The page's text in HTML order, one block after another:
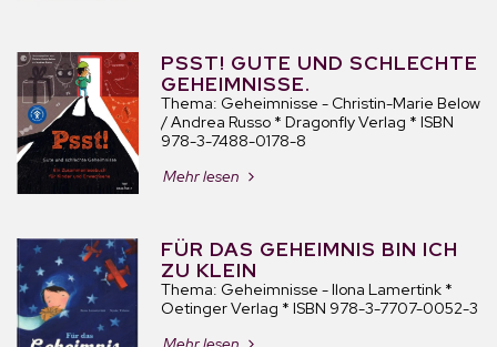
PSST! GUTE UND SCHLECHTE
GEHEIMNISSE.
Thema: Geheimnisse - Christin-Marie Below
/ Andrea Russo * Dragonfly Verlag * ISBN
978-3-7488-0178-8
Mehr lesen
FÜR DAS GEHEIMNIS BIN ICH
ZU KLEIN
Thema: Geheimnisse - Ilona Lamertink *
Oetinger Verlag * ISBN 978-3-7707-0052-3